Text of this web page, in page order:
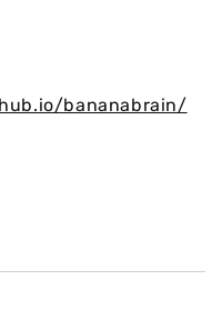
bananabrain/